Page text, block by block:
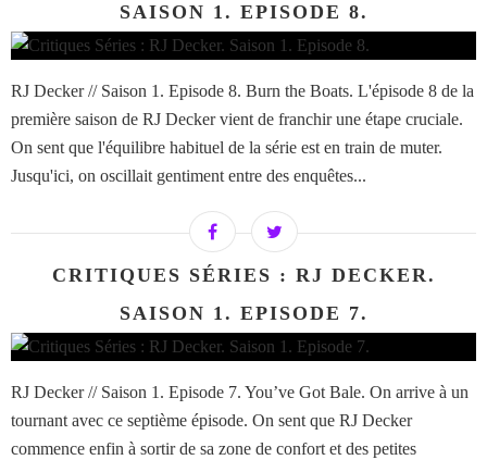
SAISON 1. EPISODE 8.
RJ Decker // Saison 1. Episode 8. Burn the Boats. L'épisode 8 de la
première saison de RJ Decker vient de franchir une étape cruciale.
On sent que l'équilibre habituel de la série est en train de muter.
Jusqu'ici, on oscillait gentiment entre des enquêtes...
CRITIQUES SÉRIES : RJ DECKER.
SAISON 1. EPISODE 7.
RJ Decker // Saison 1. Episode 7. You’ve Got Bale. On arrive à un
tournant avec ce septième épisode. On sent que RJ Decker
commence enfin à sortir de sa zone de confort et des petites